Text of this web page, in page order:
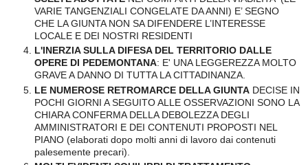
VARIE TANGENZIALI CONGELATE DA ANNI) E’ SEGNO
CHE LA GIUNTA NON SA DIFENDERE L’INTERESSE
LOCALE E DEI NOSTRI RESIDENTI
L'INERZIA SULLA DIFESA DEL TERRITORIO DALLE
OPERE DI PEDEMONTANA: E' UNA LEGGEREZZA MOLTO
GRAVE A DANNO DI TUTTA LA CITTADINANZA.
LE NUMEROSE RETROMARCE DELLA GIUNTA DECISE IN
POCHI GIORNI A SEGUITO ALLE OSSERVAZIONI SONO LA
CHIARA CONFERMA DELLA DEBOLEZZA DEGLI
AMMINISTRATORI E DEI CONTENUTI PROPOSTI NEL
PIANO (elaborati dopo molti anni di lavoro dai contenuti
palesemente precari).